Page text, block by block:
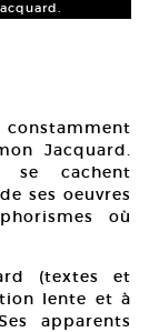
Jacquard.
se cachent
ses oeuvres
où
(textes et
lente et à
apparents